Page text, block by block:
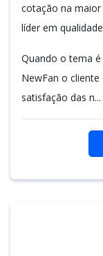
cotação na
líder em
Quando o tema
NewFan o
satisfação das n...